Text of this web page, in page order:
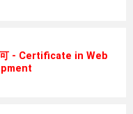
可 - Certificate in Web